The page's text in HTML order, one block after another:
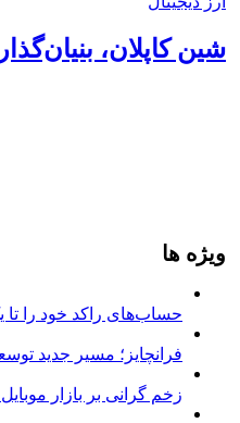
شین کاپلان،
ویژه ها
حساب‌های راکد خود را تا
فرانچایز؛ مسیر جدید
زخم گرانی بر بازار